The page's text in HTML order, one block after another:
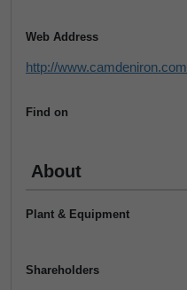
Web Address
http://www.camdeniron.com
Find on
About
Plant & Equipment
Shareholders